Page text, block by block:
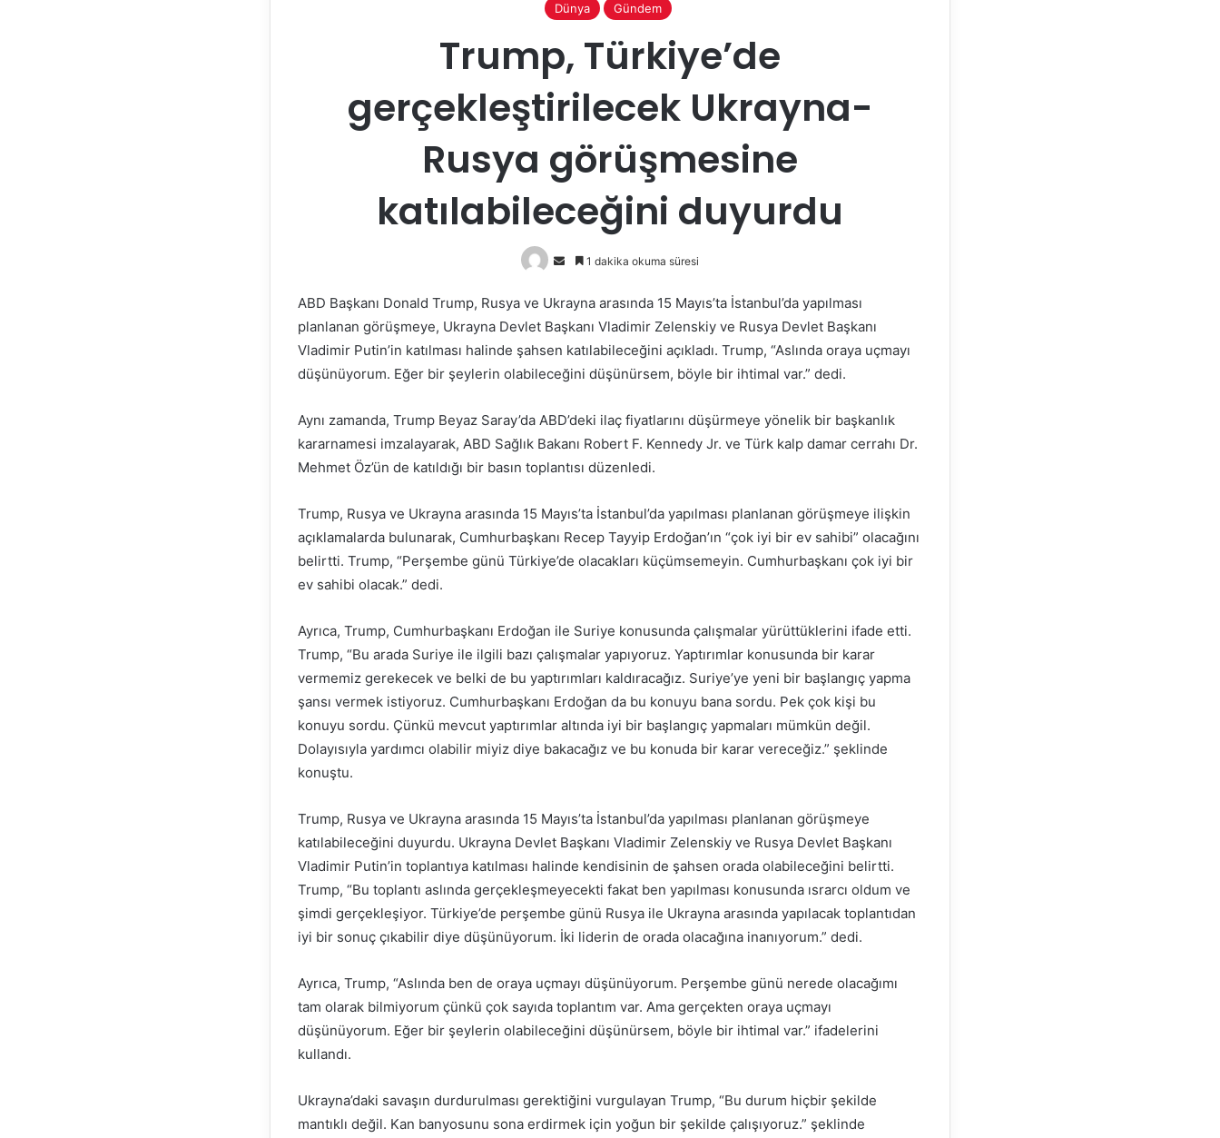
Dünya Gündem
Trump, Türkiye’de
gerçekleştirilecek Ukrayna-
Rusya görüşmesine
katılabileceğini duyurdu
Bir
posta
göndermek
1 dakika okuma süresi
ABD Başkanı Donald Trump, Rusya ve Ukrayna arasında 15 Mayıs’ta İstanbul’da yapılması
planlanan görüşmeye, Ukrayna Devlet Başkanı Vladimir Zelenskiy ve Rusya Devlet Başkanı
Vladimir Putin’in katılması halinde şahsen katılabileceğini açıkladı. Trump, “Aslında oraya uçmayı
düşünüyorum. Eğer bir şeylerin olabileceğini düşünürsem, böyle bir ihtimal var.” dedi.
Aynı zamanda, Trump Beyaz Saray’da ABD’deki ilaç fiyatlarını düşürmeye yönelik bir başkanlık
kararnamesi imzalayarak, ABD Sağlık Bakanı Robert F. Kennedy Jr. ve Türk kalp damar cerrahı Dr.
Mehmet Öz’ün de katıldığı bir basın toplantısı düzenledi.
Trump, Rusya ve Ukrayna arasında 15 Mayıs’ta İstanbul’da yapılması planlanan görüşmeye ilişkin
açıklamalarda bulunarak, Cumhurbaşkanı Recep Tayyip Erdoğan’ın “çok iyi bir ev sahibi” olacağını
belirtti. Trump, “Perşembe günü Türkiye’de olacakları küçümsemeyin. Cumhurbaşkanı çok iyi bir
ev sahibi olacak.” dedi.
Ayrıca, Trump, Cumhurbaşkanı Erdoğan ile Suriye konusunda çalışmalar yürüttüklerini ifade etti.
Trump, “Bu arada Suriye ile ilgili bazı çalışmalar yapıyoruz. Yaptırımlar konusunda bir karar
vermemiz gerekecek ve belki de bu yaptırımları kaldıracağız. Suriye’ye yeni bir başlangıç yapma
şansı vermek istiyoruz. Cumhurbaşkanı Erdoğan da bu konuyu bana sordu. Pek çok kişi bu
konuyu sordu. Çünkü mevcut yaptırımlar altında iyi bir başlangıç yapmaları mümkün değil.
Dolayısıyla yardımcı olabilir miyiz diye bakacağız ve bu konuda bir karar vereceğiz.” şeklinde
konuştu.
Trump, Rusya ve Ukrayna arasında 15 Mayıs’ta İstanbul’da yapılması planlanan görüşmeye
katılabileceğini duyurdu. Ukrayna Devlet Başkanı Vladimir Zelenskiy ve Rusya Devlet Başkanı
Vladimir Putin’in toplantıya katılması halinde kendisinin de şahsen orada olabileceğini belirtti.
Trump, “Bu toplantı aslında gerçekleşmeyecekti fakat ben yapılması konusunda ısrarcı oldum ve
şimdi gerçekleşiyor. Türkiye’de perşembe günü Rusya ile Ukrayna arasında yapılacak toplantıdan
iyi bir sonuç çıkabilir diye düşünüyorum. İki liderin de orada olacağına inanıyorum.” dedi.
Ayrıca, Trump, “Aslında ben de oraya uçmayı düşünüyorum. Perşembe günü nerede olacağımı
tam olarak bilmiyorum çünkü çok sayıda toplantım var. Ama gerçekten oraya uçmayı
düşünüyorum. Eğer bir şeylerin olabileceğini düşünürsem, böyle bir ihtimal var.” ifadelerini
kullandı.
Ukrayna’daki savaşın durdurulması gerektiğini vurgulayan Trump, “Bu durum hiçbir şekilde
mantıklı değil. Kan banyosunu sona erdirmek için yoğun bir şekilde çalışıyoruz.” şeklinde